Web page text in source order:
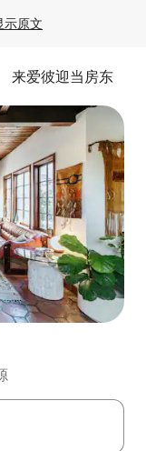
示原文
来爱彼迎当房东
通过点击或滑动手势